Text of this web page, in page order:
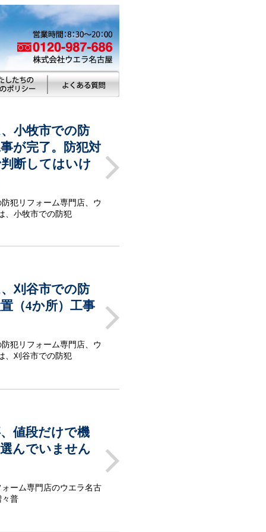
小牧市での防
が完了。防犯対
断してはいけ
犯リフォーム専門店、ウ
、小牧市での防犯
刈谷市での防
（4か所）工事
犯リフォーム専門店、ウ
、刈谷市での防犯
値段だけで機
んでいません
ーム専門店のウエラ名古
普